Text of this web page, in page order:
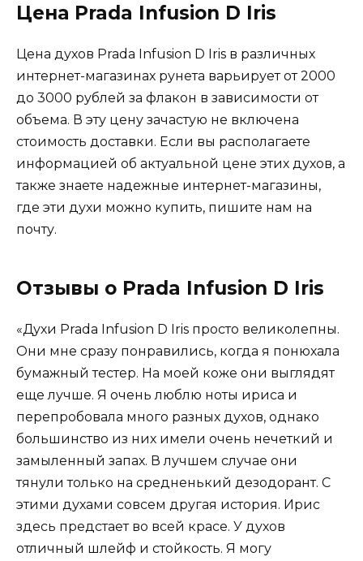
Цена Prada Infusion D Iris
Цена духов Prada Infusion D Iris в различных
интернет-магазинах рунета варьирует от 2000
до 3000 рублей за флакон в зависимости от
объема. В эту цену зачастую не включена
стоимость доставки. Если вы располагаете
информацией об актуальной цене этих духов, а
также знаете надежные интернет-магазины,
где эти духи можно купить, пишите нам на
почту.
Отзывы о Prada Infusion D Iris
«Духи Prada Infusion D Iris просто великолепны.
Они мне сразу понравились, когда я понюхала
бумажный тестер. На моей коже они выглядят
еще лучше. Я очень люблю ноты ириса и
перепробовала много разных духов, однако
большинство из них имели очень нечеткий и
замыленный запах. В лучшем случае они
тянули только на средненький дезодорант. С
этими духами совсем другая история. Ирис
здесь предстает во всей красе. У духов
отличный шлейф и стойкость. Я могу